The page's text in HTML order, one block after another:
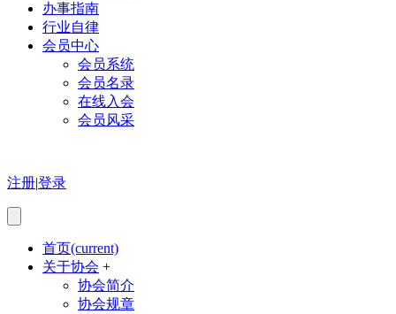
办事指南
行业自律
会员中心
会员系统
会员名录
在线入会
会员风采
注册|登录
首页(current)
关于协会 +
协会简介
协会规章